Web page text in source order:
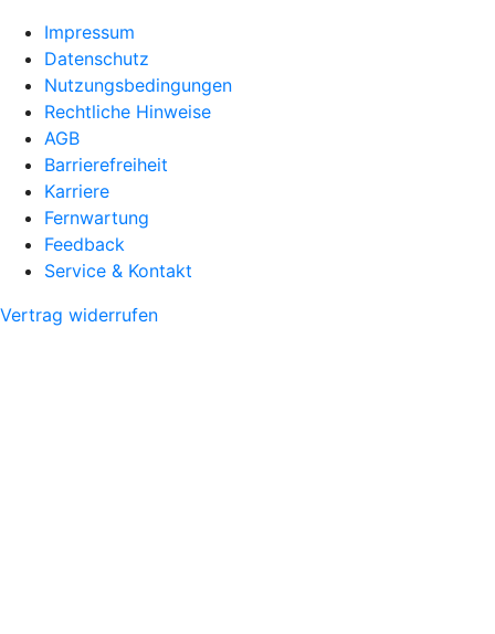
Impressum
Datenschutz
Nutzungsbedingungen
Rechtliche Hinweise
AGB
Barrierefreiheit
Karriere
Fernwartung
Feedback
Service & Kontakt
Vertrag widerrufen